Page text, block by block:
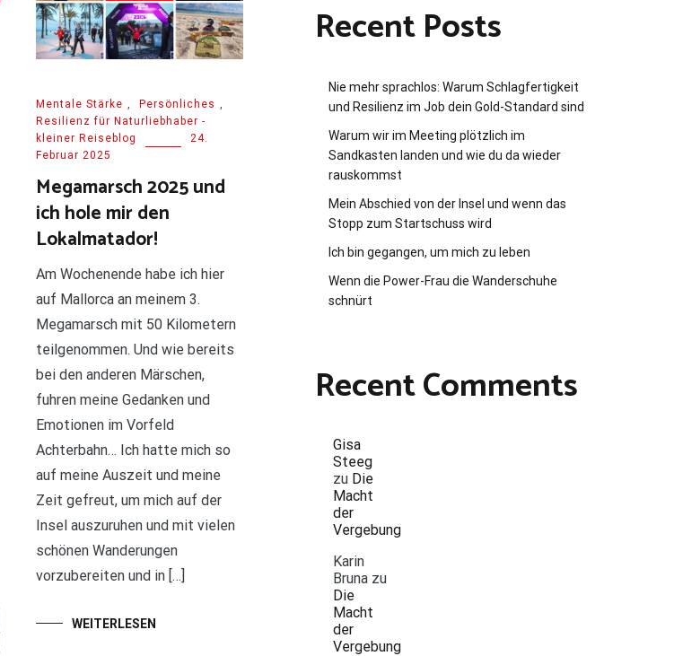
Mentale Stärke , Persönliches ,
Resilienz für Naturliebhaber -
kleiner Reiseblog
24.
Februar 2025
Megamarsch 2025 und
ich hole mir den
Lokalmatador!
Am Wochenende habe ich hier
auf Mallorca an meinem 3.
Megamarsch mit 50 Kilometern
teilgenommen. Und wie bereits
bei den anderen Märschen,
fuhren meine Gedanken und
Emotionen im Vorfeld
Achterbahn… Ich hatte mich so
auf meine Auszeit und meine
Zeit gefreut, um mich auf der
Insel auszuruhen und mit vielen
schönen Wanderungen
vorzubereiten und in […]
WEITERLESEN
Recent Posts
Nie mehr sprachlos: Warum Schlagfertigkeit
und Resilienz im Job dein Gold-Standard sind
Warum wir im Meeting plötzlich im
Sandkasten landen und wie du da wieder
rauskommst
Mein Abschied von der Insel und wenn das
Stopp zum Startschuss wird
Ich bin gegangen, um mich zu leben
Wenn die Power-Frau die Wanderschuhe
schnürt
Recent Comments
Gisa
Steeg
zu Die
Macht
der
Vergebung
Karin
Bruna zu
Die
Macht
der
Vergebung